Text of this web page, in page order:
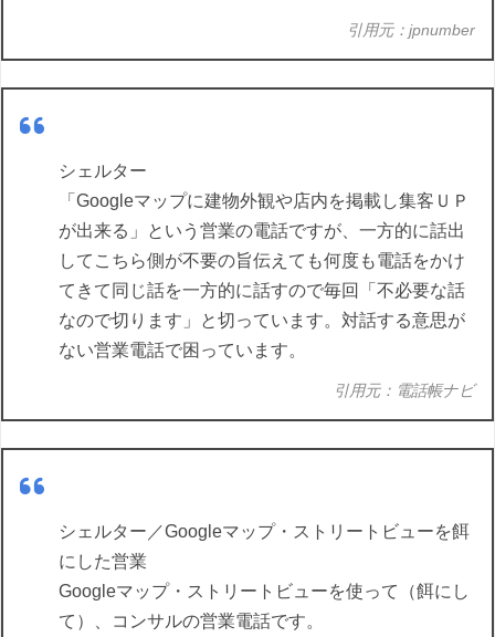
引用元：jpnumber
シェルター
「Googleマップに建物外観や店内を掲載し集客ＵＰ
が出来る」という営業の電話ですが、一方的に話出
してこちら側が不要の旨伝えても何度も電話をかけ
てきて同じ話を一方的に話すので毎回「不必要な話
なので切ります」と切っています。対話する意思が
ない営業電話で困っています。
引用元：電話帳ナビ
シェルター／Googleマップ・ストリートビューを餌
にした営業
Googleマップ・ストリートビューを使って（餌にし
て）、コンサルの営業電話です。